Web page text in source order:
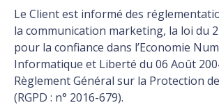
Le Client est informé des
la communication marketing, la loi du
pour la confiance dans l’Economie
Informatique et Liberté du 06 Août
Règlement Général sur la Protection
(RGPD : n° 2016-679).